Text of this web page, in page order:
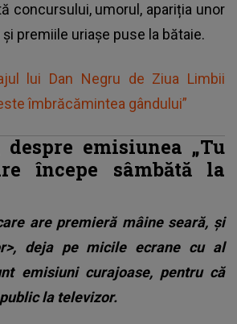
concursului, umorul, apariția unor
premiile uriașe puse la bătaie.
lui Dan Negru de Ziua Limbii
îmbrăcămintea gândului”
despre emisiunea „Tu
începe sâmbătă la
are premieră mâine seară, și
deja pe micile ecrane cu al
emisiuni curajoase, pentru că
la televizor.